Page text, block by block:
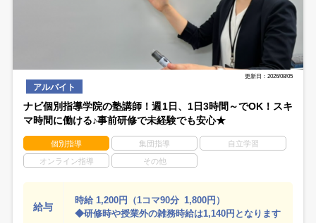
更新日：2026/08/05
アルバイト
ナビ個別指導学院の塾講師！週1日、1日3時間～でOK！スキ
マ時間に働ける♪事前研修で未経験でも安心★
個別指導 集団指導 自立学習
オンライン指導 その他
給与
時給 1,200円（1コマ90分 1,800円）
◆研修時や授業外の雑務時給は1,140円となります